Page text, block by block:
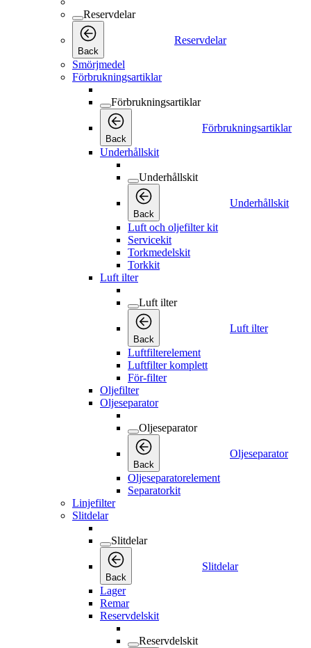
Reservdelar
Back
Reservdelar
Smörjmedel
Förbrukningsartiklar
Förbrukningsartiklar
Back
Förbrukningsartiklar
Underhållskit
Underhållskit
Back
Underhållskit
Luft och oljefilter kit
Servicekit
Torkmedelskit
Torkkit
Luft ilter
Luft ilter
Back
Luft ilter
Luftfilterelement
Luftfilter komplett
För-filter
Oljefilter
Oljeseparator
Oljeseparator
Back
Oljeseparator
Oljeseparatorelement
Separatorkit
Linjefilter
Slitdelar
Slitdelar
Back
Slitdelar
Lager
Remar
Reservdelskit
Reservdelskit